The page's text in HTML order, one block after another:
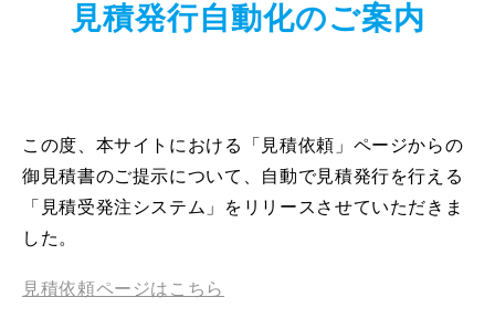
見積発行自動化のご案内
この度、本サイトにおける「見積依頼」ページからの
御見積書のご提示について、自動で見積発行を行える
「見積受発注システム」をリリースさせていただきま
した。
見積依頼ページはこちら